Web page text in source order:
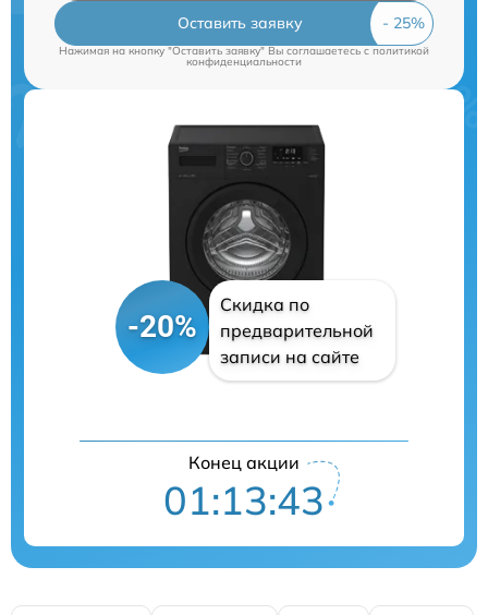
Оставить заявку
Нажимая на кнопку "Оставить заявку" Вы соглашаетесь cполитикой
конфиденциальности
-20%
Скидка по
предварительной
записи на сайте
Конец акции
01:13:42